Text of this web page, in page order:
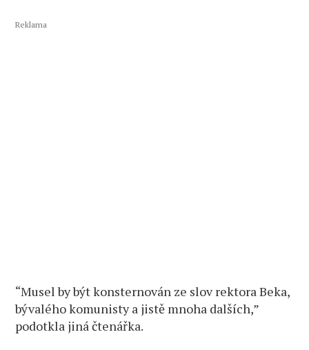
Reklama
“Musel by být konsternován ze slov rektora Beka,
bývalého komunisty a jistě mnoha dalších,”
podotkla jiná čtenářka.